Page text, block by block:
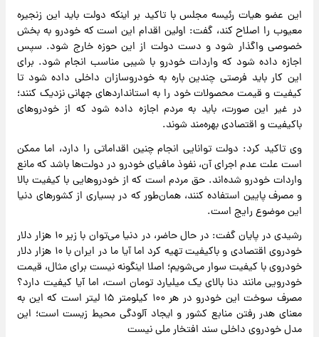
این عضو هیات رئیسه مجلس با تاکید بر اینکه دولت باید این زنجیره
معیوب را اصلاح کند، گفت: اولین اقدام این است که خودرو به بخش
خصوصی واگذار شود و دست دولت از این حوزه خارج شود. سپس
اجازه داده شود که واردات خودرو با شیبی مناسب انجام شود. برای
این کار باید فرصتی چندین باره به خودروسازان داخلی داده شود تا
کیفیت و قیمت محصولات خود را به استانداردهای جهانی نزدیک کنند؛
در غیر این صورت، باید به مردم اجازه داده شود که از خودروهای
باکیفیت و اقتصادی بهره‌مند شوند.
وی تاکید کرد: دولت توانایی انجام چنین اقداماتی را دارد، اما ممکن
است علت عدم اجرای آن،‌ نفوذ مافیای خودرو در دولت‌ها باشد که مانع
واردات خودرو شده‌اند. حق مردم است که از خودروهایی با کیفیت بالا
و مصرف پایین استفاده کنند، همان‌طور که در بسیاری از کشورهای دنیا
این موضوع رایج است.
رشیدی در پایان گفت: در حال حاضر، در دنیا می‌توان با زیر ۱۰ هزار دلار
خودروی اقتصادی و باکیفیت تهیه کرد اما آیا ما در ایران با ۱۰ هزار دلار
خودروی با کیفیت سوار می‌شویم؛ اصلا اینگونه نیست برای مثال، قیمت
خودرویی مانند دنا بالای یک میلیارد تومان است، اما آیا کیفیت دارد؟
مصرف سوخت این خودرو در هر ۱۰۰ کیلومتر ۱۵ لیتر است که این به
معنای هدر رفتن منابع کشور و ایجاد آلودگی محیط زیست است؛ این
مدل خودروی داخلی سند افتخار ملی نیست